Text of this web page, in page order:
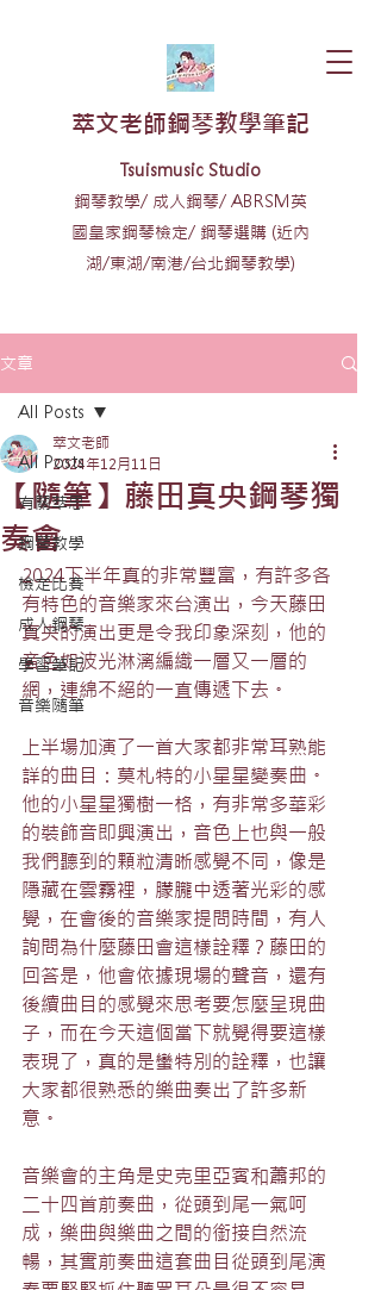
​萃文老師鋼琴教學筆記
​​Tsuismusic Studio
鋼琴教學/ 成人鋼琴/ ABRSM英
國皇家鋼琴檢定/ 鋼琴選購 (近內
湖/東湖/南港/台北鋼琴教學)
文章
All Posts
有關萃思
鋼琴教學
檢定比賽
成人鋼琴
學習筆記
音樂隨筆
All Posts
【隨筆】藤田真央鋼琴獨
奏會
萃文老師
2024年12月11日
2024下半年真的非常豐富，有許多各
有特色的音樂家來台演出，今天藤田
真央的演出更是令我印象深刻，他的
音色如波光淋漓編織一層又一層的
網，連綿不絕的一直傳遞下去。
上半場加演了一首大家都非常耳熟能
詳的曲目：莫札特的小星星變奏曲。
他的小星星獨樹一格，有非常多華彩
的裝飾音即興演出，音色上也與一般
我們聽到的顆粒清晰感覺不同，像是
隱藏在雲霧裡，朦朧中透著光彩的感
覺，在會後的音樂家提問時間，有人
詢問為什麼藤田會這樣詮釋？藤田的
回答是，他會依據現場的聲音，還有
後續曲目的感覺來思考要怎麼呈現曲
子，而在今天這個當下就覺得要這樣
表現了，真的是蠻特別的詮釋，也讓
大家都很熟悉的樂曲奏出了許多新
意。
音樂會的主角是史克里亞賓和蕭邦的
二十四首前奏曲，從頭到尾一氣呵
成，樂曲與樂曲之間的銜接自然流
暢，其實前奏曲這套曲目從頭到尾演